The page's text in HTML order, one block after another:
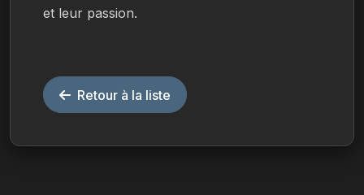
et leur passion.
Retour à la liste